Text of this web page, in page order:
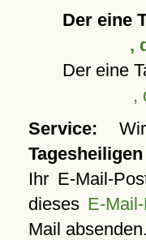
Der eine
,
Der eine
,
Service:
Tagesheiligen
Ihr E-Mail-
dieses E-
Mail absenden.